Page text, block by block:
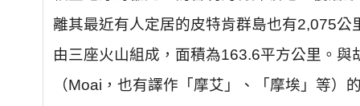
離其最近有人定居的皮特肯群島也有2,075公
由三座火山組成，面積為163.6平方公里。
（Moai，也有譯作「摩艾」、「摩埃」等